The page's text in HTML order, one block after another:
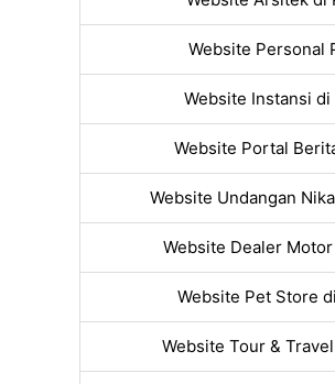
Website Personal
Website Instansi
Website Portal
Website Undangan
Website Dealer
Website Pet Store
Website Tour &